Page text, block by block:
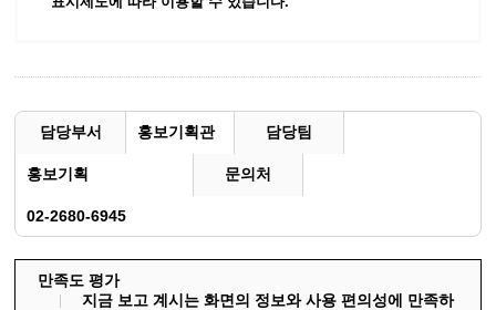
담당부서 홍보기획관 담당팀
홍보기획 문의처
02-2680-6945
만족도 평가
지금 보고 계시는 화면의 정보와 사용 편의성에 만족하